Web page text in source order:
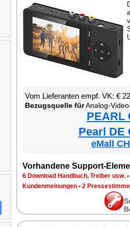
Vom Lieferanten empf. VK: €
Bezugsquelle fürAnalog-Video-
PEARL
Pearl DE
eMall
Vorhandene Support-
6 Download Handbuch, Treiber usw. •
Kundenmeinungen • 2